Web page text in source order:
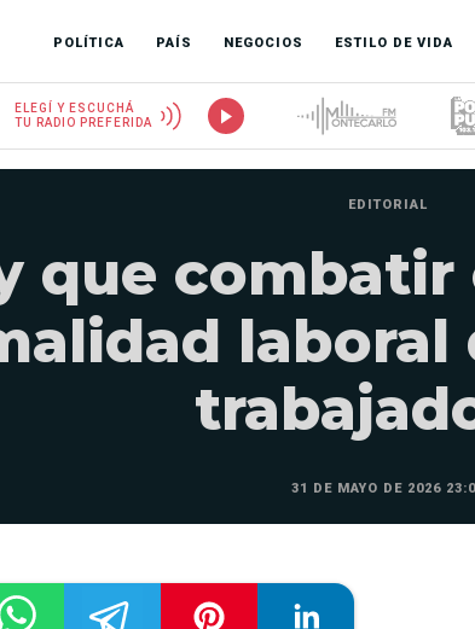
POLÍTICA PAÍS NEGOCIOS ESTILO DE VIDA
ELEGÍ Y ESCUCHÁ
TU RADIO PREFERIDA
EDITORIAL
que combatir
laboral
31 DE MAYO DE 2026